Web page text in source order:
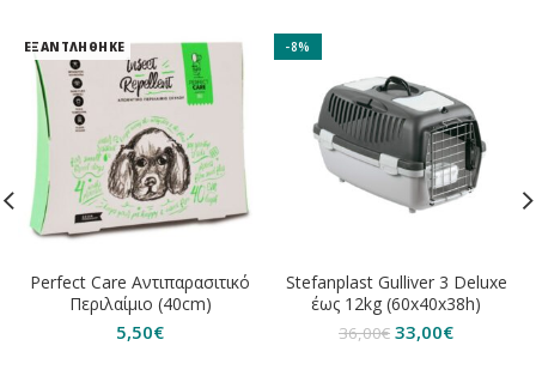
ΕΞΑΝΤΛΗΘΗΚΕ
Perfect Care Αντιπαρασιτικό
Περιλαίμιο (40cm)
5,50€
-8%
Stefanplast Gulliver 3 Deluxe
έως 12kg (60x40x38h)
36,00€ Original
33,00€Η